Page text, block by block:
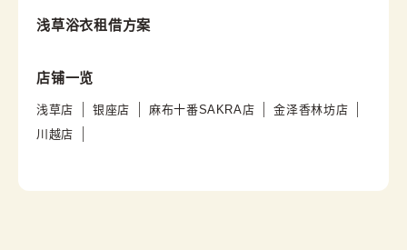
浅草浴衣租借方案
店铺一览
浅草店 银座店 麻布十番SAKRA店
金泽香林坊店
川越店